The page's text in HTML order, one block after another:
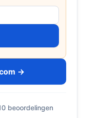
→
beoordelingen